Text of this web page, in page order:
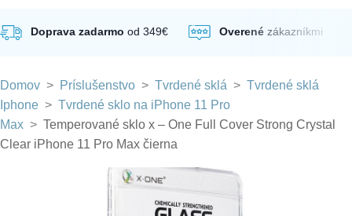
Doprava zadarmo od 349€ Overené zákazníkmi
Domov > Príslušenstvo > Tvrdené sklá > Tvrdené sklá
Iphone > Tvrdené sklo na iPhone 11 Pro
Max > Temperované sklo x – One Full Cover Strong Crystal
Clear iPhone 11 Pro Max čierna